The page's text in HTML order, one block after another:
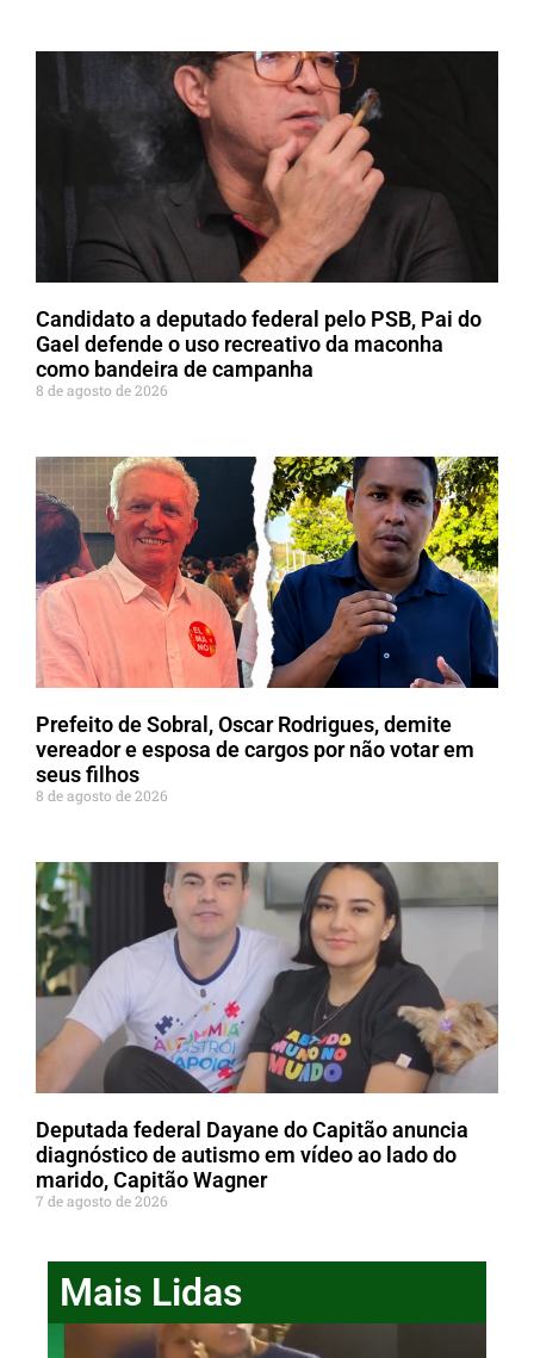
Candidato a deputado federal pelo PSB, Pai do
Gael defende o uso recreativo da maconha
como bandeira de campanha
8 de agosto de 2026
Prefeito de Sobral, Oscar Rodrigues, demite
vereador e esposa de cargos por não votar em
seus filhos
8 de agosto de 2026
Deputada federal Dayane do Capitão anuncia
diagnóstico de autismo em vídeo ao lado do
marido, Capitão Wagner
7 de agosto de 2026
Mais Lidas